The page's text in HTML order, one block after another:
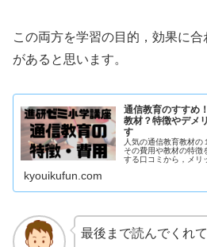
この両方を学習の目的，効果に
があると思います。
通信教育のすすめ
教材？特徴やデメ
す
人気の通信教育教材の
その費用や教材の特徴
する口コミから，メリ
kyouikufun.com
最後まで読んでくれ